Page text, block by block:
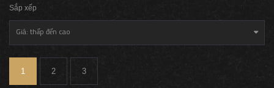
Sắp xếp
Giá: thấp đến cao
1 2 3